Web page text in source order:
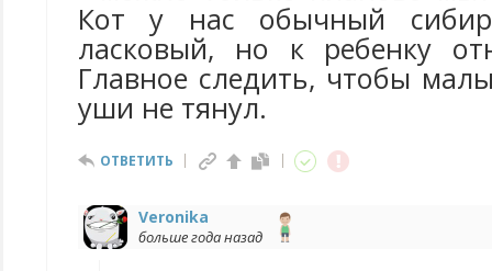
Кот у нас обычный
ласковый, но к ребенку
Главное следить, чтобы
уши не тянул.
ОТВЕТИТЬ
Veronika
больше года назад